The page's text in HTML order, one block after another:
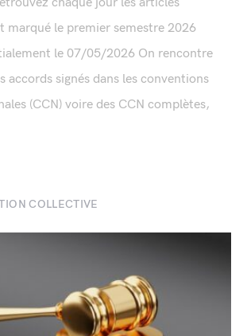
chaque jour les articles
marqué le premier semestre 2026
le 07/05/2026 On rencontre
accords signés dans les conventions
(CCN) voire des CCN complètes,
COLLECTIVE